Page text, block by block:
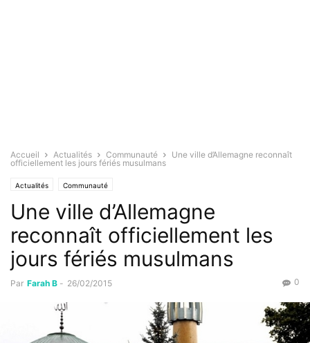
Accueil Actualités Communauté
Une ville d’Allemagne reconnaît
officiellement les jours fériés musulmans
Actualités Communauté
Une ville d’Allemagne
reconnaît officiellement les
jours fériés musulmans
Par Farah B - 26/02/2015 0